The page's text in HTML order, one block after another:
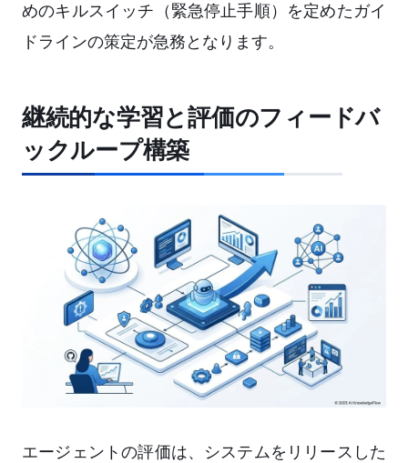
めのキルスイッチ（緊急停止手順）を定めたガイ
ドラインの策定が急務となります。
継続的な学習と評価のフィードバ
ックループ構築
エージェントの評価は、システムをリリースした